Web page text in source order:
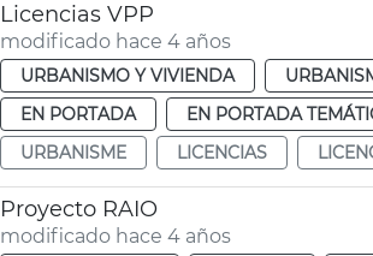
Licencias VPP
modificado hace 4 años
URBANISMO Y VIVIENDA
EN PORTADA
EN PORTADA
URBANISME
LICENCIAS
Proyecto RAIO
modificado hace 4 años